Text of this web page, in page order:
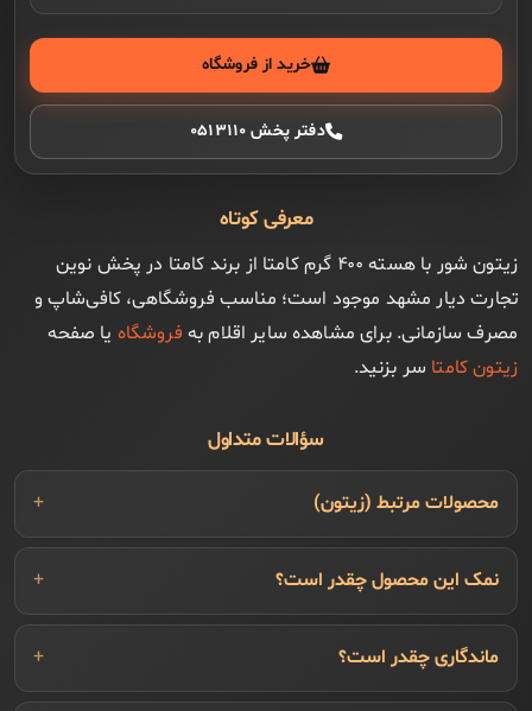
خرید از فروشگاه
دفتر پخش ۰۵۱۳۱۱۰
معرفی کوتاه
زیتون شور با هسته ۴۰۰ گرم کامتا از برند کامتا در پخش نوین
تجارت دیار مشهد موجود است؛ مناسب فروشگاهی، کافی‌شاپ و
مصرف سازمانی. برای مشاهده سایر اقلام به فروشگاه یا صفحه
زیتون کامتا سر بزنید.
سؤالات متداول
محصولات مرتبط (زیتون)
نمک این محصول چقدر است؟
ماندگاری چقدر است؟